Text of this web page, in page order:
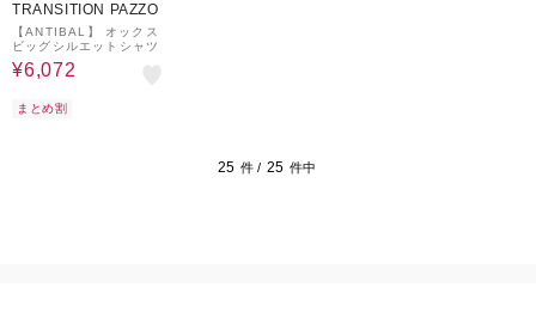
TRANSITION PAZZO
【ANTIBAL】 オックス
ビッグシルエットシャツ
¥6,072
まとめ割
25 件 / 25 件中